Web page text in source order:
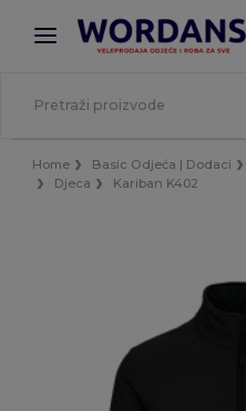
× Aplikacija Wordans
Bolje cijene u aplikaciji!
Home Basic Odjeća | Dodaci
Djeca
Kariban K402